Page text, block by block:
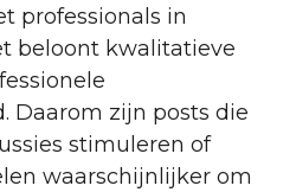
professionals in
beloont kwalitatieve
Daarom zijn posts die
stimuleren of
waarschijnlijker om